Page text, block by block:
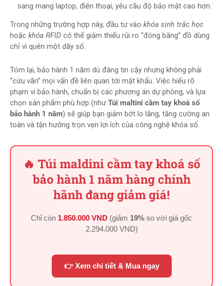
sang mang laptop, điện thoại, yêu cầu độ bảo mật cao hơn.
Trong những trường hợp này, đầu tư vào khóa sinh trắc học
hoặc khóa RFID có thể giảm thiểu rủi ro “đóng băng” đồ dùng
chỉ vì quên một dãy số.
Tóm lại, bảo hành 1 năm dù đáng tin cậy nhưng không phải
“cứu vãn” mọi vấn đề liên quan tới mật khẩu. Việc hiểu rõ
phạm vi bảo hành, chuẩn bị các phương án dự phòng, và lựa
chọn sản phẩm phù hợp (nhưTúi maltini cầm tay khoá số
bảo hành 1 năm) sẽ giúp bạn giảm bớt lo lắng, tăng cường an
toàn và tận hưởng trọn vẹn lợi ích của công nghệ khóa số.
🔥 Túi maldini cầm tay khoá số
bảo hành 1 năm hàng chính
hãnh đang giảm giá!
Chỉ còn 1.850.000 VND (giảm 19% so với giá gốc
2.294.000 VND)
👉 Xem chi tiết & Mua ngay